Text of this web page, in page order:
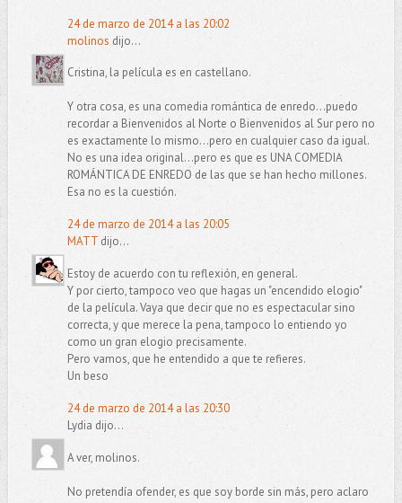
24 de marzo de 2014 a las 20:02
molinos dijo...
Cristina, la película es en castellano.
Y otra cosa, es una comedia romántica de enredo...puedo
recordar a Bienvenidos al Norte o Bienvenidos al Sur pero no
es exactamente lo mismo...pero en cualquier caso da igual.
No es una idea original...pero es que es UNA COMEDIA
ROMÁNTICA DE ENREDO de las que se han hecho millones.
Esa no es la cuestión.
24 de marzo de 2014 a las 20:05
MATTdijo...
Estoy de acuerdo con tu reflexión, en general.
Y por cierto, tampoco veo que hagas un "encendido elogio"
de la película. Vaya que decir que no es espectacular sino
correcta, y que merece la pena, tampoco lo entiendo yo
como un gran elogio precisamente.
Pero vamos, que he entendido a que te refieres.
Un beso
24 de marzo de 2014 a las 20:30
Lydia dijo...
A ver, molinos.
No pretendía ofender, es que soy borde sin más, pero aclaro